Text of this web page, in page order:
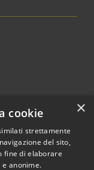
×
cookie
strettamente
del sito,
fine di elaborare
anonime.